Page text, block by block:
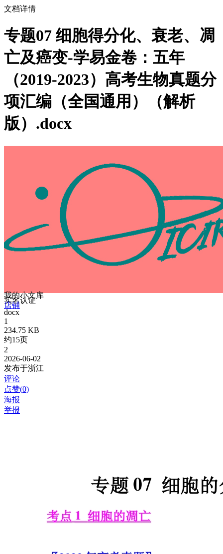
文档详情
专题07 细胞得分化、衰老、凋
亡及癌变-学易金卷：五年
（2019-2023）高考生物真题分
项汇编（全国通用）（解析
版）.docx
我的小文库
实名认证
店铺
docx
1
234.75 KB
约15页
2
2026-06-02
发布于浙江
评论
点赞(0)
海报
举报